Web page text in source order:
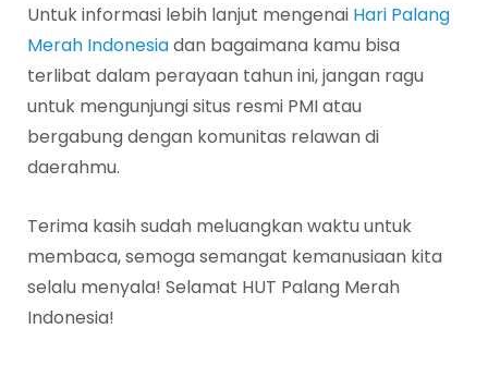
Untuk informasi lebih lanjut mengenai Hari Palang
Merah Indonesiadan bagaimana kamu bisa
terlibat dalam perayaan tahun ini, jangan ragu
untuk mengunjungi situs resmi PMI atau
bergabung dengan komunitas relawan di
daerahmu.
Terima kasih sudah meluangkan waktu untuk
membaca, semoga semangat kemanusiaan kita
selalu menyala! Selamat HUT Palang Merah
Indonesia!